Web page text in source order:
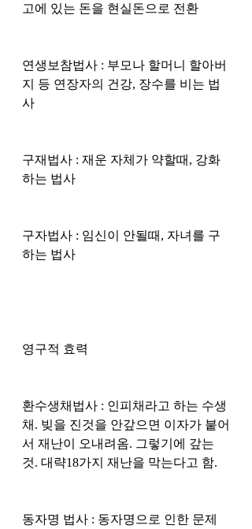
고에 있는 돈을 현실돈으로 전환
연생보참법사 : 부모나 할머니 할아버
지 등 연장자의 건강, 장수를 비는 법
사
구재법사 : 재운 자체가 약할때, 강화
하는 법사
구자법사 : 임신이 안될때, 자녀를 구
하는 법사
영구적 효력
환수생채법사 : 인피채라고 하는 수생
채. 빚을 진것을 안갚으면 이자가 붙어
서 재난이 오내려옴. 그렇기에 갚는
것. 대략18가지 재난을 막는다고 함.
동자명 법사 : 동자명으로 인한 문제